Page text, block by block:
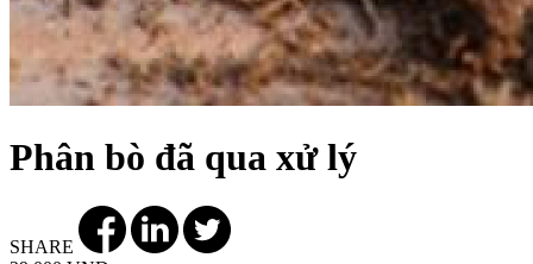
Phân bò đã qua xử lý
SHARE